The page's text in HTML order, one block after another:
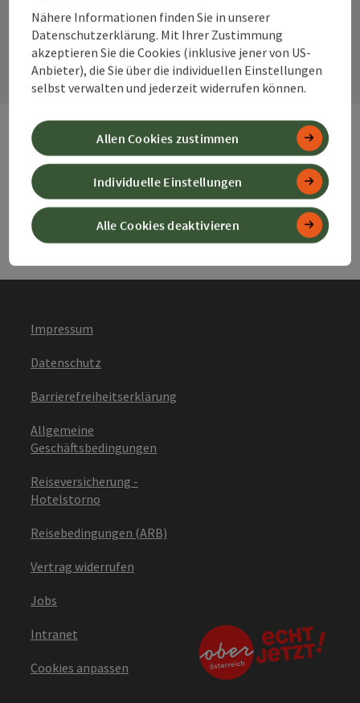
Kontaktformular
Webseiten
Services
Impressum
Datenschutz
Barrierefreiheitserklärung
Allgemeine
Geschäftsbedingungen
Reiseversicherung -
Hotelstorno
Reisebedingungen (ARB)
Vertrag widerrufen
Jobs
Intranet
Cookies anpassen
Nähere Informationen finden Sie in unserer
Datenschutzerklärung. Mit Ihrer Zustimmung
akzeptieren Sie die Cookies (inklusive jener von US-
Anbieter), die Sie über die individuellen Einstellungen
selbst verwalten und jederzeit widerrufen können.
Alle Cookies deaktivieren
Individuelle Einstellungen
Allen Cookies zustimmen